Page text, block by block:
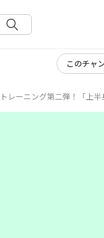
このチャ
レーニング第二弾！「上